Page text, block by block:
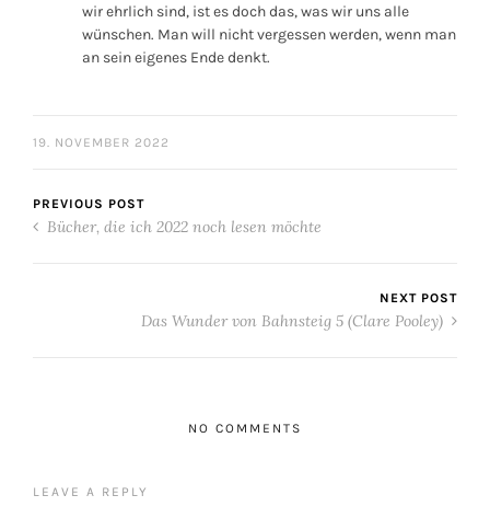
wir ehrlich sind, ist es doch das, was wir uns alle
wünschen. Man will nicht vergessen werden, wenn man
an sein eigenes Ende denkt.
19. NOVEMBER 2022
PREVIOUS POST
Bücher, die ich 2022 noch lesen möchte
NEXT POST
Das Wunder von Bahnsteig 5 (Clare Pooley)
NO COMMENTS
LEAVE A REPLY